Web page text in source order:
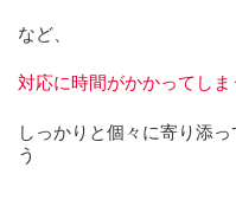
など、
対応に時間がかかってしま
しっかりと個々に寄り添
う